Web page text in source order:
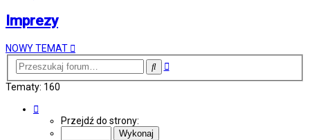
Imprezy
NOWY TEMAT
SzukajWyszukiwanie
Tematy: 160
Przejdź do strony: